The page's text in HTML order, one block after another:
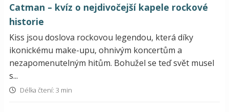
Catman – kvíz o nejdivočejší kapele rockové
historie
Kiss jsou doslova rockovou legendou, která díky
ikonickému make-upu, ohnivým koncertům a
nezapomenutelným hitům. Bohužel se teď svět musel
s...
Délka čtení: 3 min